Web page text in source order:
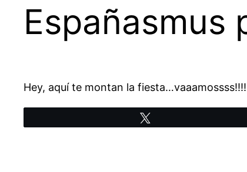
Españasmus
Hey, aquí te montan la